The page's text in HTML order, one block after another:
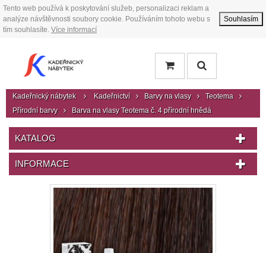
Tento web používá k poskytování služeb, personalizaci reklam a
analýze návštěvnosti soubory cookie. Používáním tohoto webu s
tím souhlasíte. Více informací
Souhlasím
Kadeřnický nábytek Kadeřnictví Barvy na vlasy
Teotema
Přírodní barvy
Barva na vlasy Teotema č. 4 přírodní hnědá
KATALOG
INFORMACE